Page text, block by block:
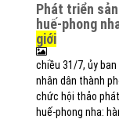
phát triển sản phẩm du lịch đường sắt cố đô
huế-phong
giới
chiều 31/7, ủy
nhân dân thành
chức hội thảo
huế-phong nha: